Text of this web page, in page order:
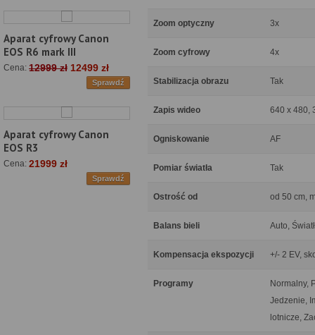
Aparat cyfrowy Canon
EOS R6 mark III
Cena: 12999 zł 12499 zł
Sprawdź
Aparat cyfrowy Canon
EOS R3
Cena: 21999 zł
Sprawdź
Zoom optyczny 3x
Zoom cyfrowy 4x
Stabilizacja obrazu Tak
Zapis wideo 640 x 480,
Ogniskowanie AF
Pomiar światła Tak
Ostrość od od 50 cm,
Balans bieli Auto,
Kompensacja ekspozycji +/- 2 EV,
Programy
Normalny,
Jedzenie,
lotnicze,